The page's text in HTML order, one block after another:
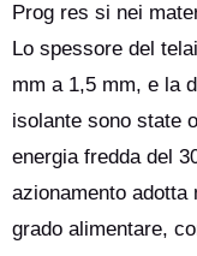
Prog res si nei
Lo spessore del
mm a 1,5 mm, e la
isolante sono state
energia fredda del
azionamento
grado alimentare,